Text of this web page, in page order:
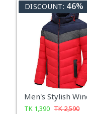
DISCOUNT: 46%
TK 1,390 TK2,590